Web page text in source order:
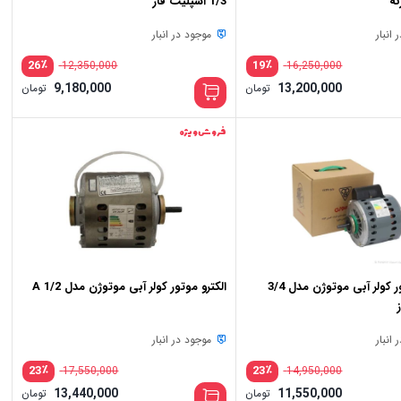
12,350,000 تومان
٪19 16,250,000
قیمت
اصلی:
16,250,000 تومان
بود.
13,200,000 تومان
قیمت
فعلی:
13,200,000 تومان.
موجود در انبار
٪26 12,350,000
بود.
9,180,000 تومان
الکترو موتور کولر آبی موتوژن مدل 3/4
٪23 14,950,000
قیمت 11,550,000 تومان
فروش ویژه
الکترو موتور کولر آبی موتوژن مدل A 1/2
موجود در انبار
٪23 17,550,000
13,440,000 تومان